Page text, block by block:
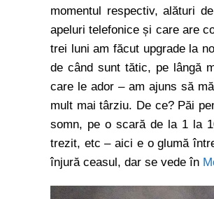
momentul respectiv, alături
apeluri telefonice și care are
trei luni am făcut upgrade la
de când sunt tătic, pe lângă
care le ador – am ajuns să
mult mai târziu. De ce? Păi
somn, pe o scară de la 1 la
trezit, etc – aici e o glumă
înjură ceasul, dar se vede în